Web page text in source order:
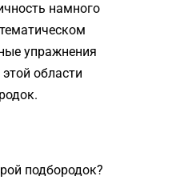
намного
упражнения
области
подбородок?